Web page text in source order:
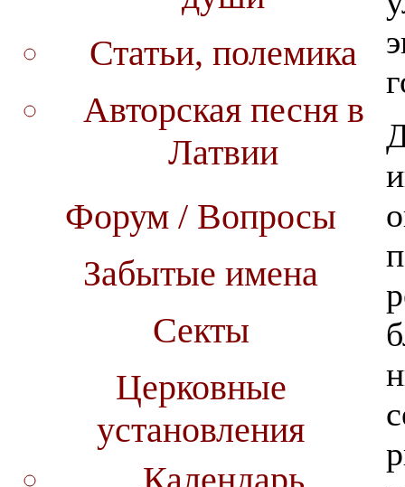
Статьи, полемика
Авторская песня в
Латвии
Форум / Вопросы
Забытые имена
Секты
Церковные
установления